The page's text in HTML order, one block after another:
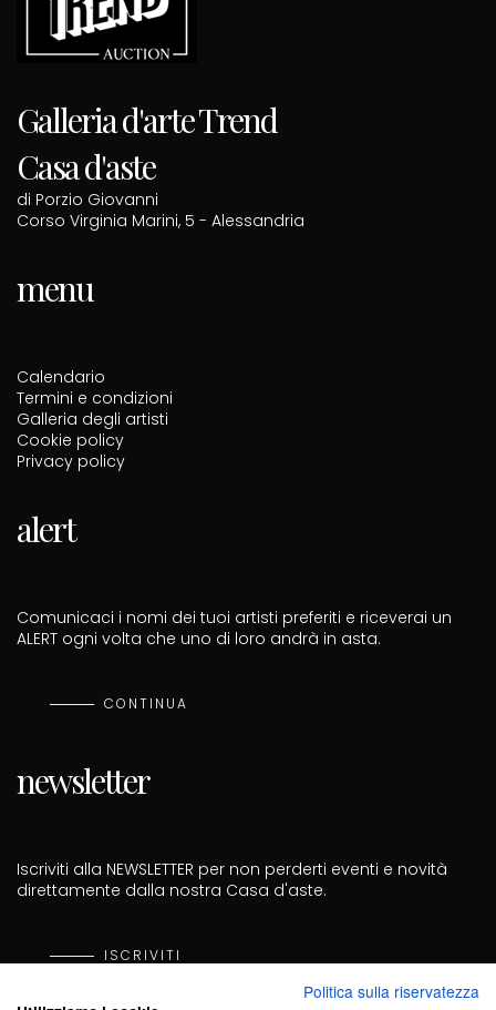
Galleria d'arte Trend
Casa d'aste
di Porzio Giovanni
Corso Virginia Marini, 5 - Alessandria
menu
Calendario
Termini e condizioni
Galleria degli artisti
Cookie policy
Privacy policy
alert
Comunicaci i nomi dei tuoi artisti preferiti e riceverai un
ALERT ogni volta che uno di loro andrà in asta.
CONTINUA
newsletter
Iscriviti alla NEWSLETTER per non perderti eventi e novità
direttamente dalla nostra Casa d'aste.
ISCRIVITI
Politica sulla riservatezza